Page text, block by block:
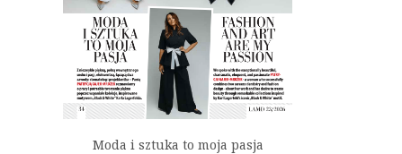
Moda i sztuka to moja pasja